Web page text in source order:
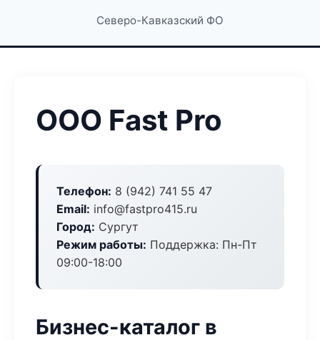
Северо-Кавказский ФО
ООО Fast Pro
Телефон: 8 (942) 741 55 47
Email: info@fastpro415.ru
Город: Сургут
Режим работы: Поддержка: Пн-Пт
09:00-18:00
Бизнес-каталог в